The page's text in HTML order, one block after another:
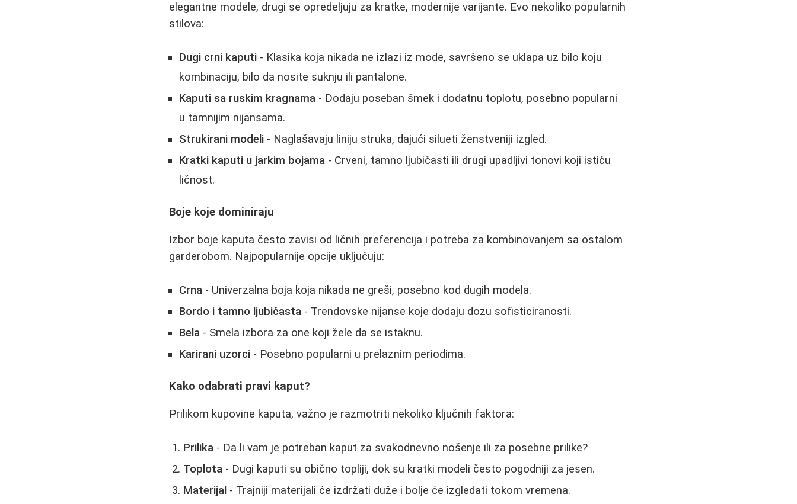
elegantne modele, drugi se opredeljuju za kratke, modernije varijante. Evo nekoliko popularnih
stilova:
Dugi crni kaputi - Klasika koja nikada ne izlazi iz mode, savršeno se uklapa uz bilo koju
kombinaciju, bilo da nosite suknju ili pantalone.
Kaputi sa ruskim kragnama - Dodaju poseban šmek i dodatnu toplotu, posebno popularni
u tamnijim nijansama.
Strukirani modeli - Naglašavaju liniju struka, dajući silueti ženstveniji izgled.
Kratki kaputi u jarkim bojama - Crveni, tamno ljubičasti ili drugi upadljivi tonovi koji ističu
ličnost.
Boje koje dominiraju
Izbor boje kaputa često zavisi od ličnih preferencija i potreba za kombinovanjem sa ostalom
garderobom. Najpopularnije opcije uključuju:
Crna - Univerzalna boja koja nikada ne greši, posebno kod dugih modela.
Bordo i tamno ljubičasta - Trendovske nijanse koje dodaju dozu sofisticiranosti.
Bela - Smela izbora za one koji žele da se istaknu.
Karirani uzorci - Posebno popularni u prelaznim periodima.
Kako odabrati pravi kaput?
Prilikom kupovine kaputa, važno je razmotriti nekoliko ključnih faktora:
Prilika - Da li vam je potreban kaput za svakodnevno nošenje ili za posebne prilike?
Toplota - Dugi kaputi su obično topliji, dok su kratki modeli često pogodniji za jesen.
Materijal - Trajniji materijali će izdržati duže i bolje će izgledati tokom vremena.